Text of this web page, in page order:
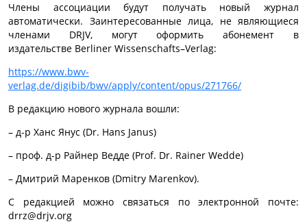
Члены ассоциации будут получать новый журнал
автоматически. Заинтересованные лица, не являющиеся
членами DRJV, могут оформить абонемент в
издательстве Berliner Wissenschafts–Verlag:
https://www.bwv-
verlag.de/digibib/bwv/apply/content/opus/271766/
В редакцию нового журнала вошли:
– д-р Ханс Янус (Dr. Hans Janus)
– проф. д-р Райнер Ведде (Prof. Dr. Rainer Wedde)
– Дмитрий Маренков (Dmitry Marenkov).
С редакцией можно связаться по электронной почте:
drrz@drjv.org